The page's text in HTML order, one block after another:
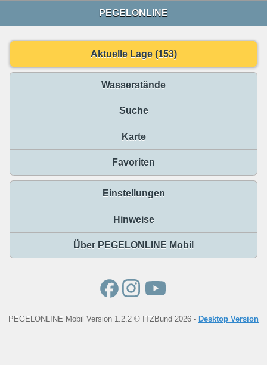
PEGELONLINE
Aktuelle Lage (153)
Wasserstände
Suche
Karte
Favoriten
Einstellungen
Hinweise
Über PEGELONLINE Mobil
PEGELONLINE Mobil Version 1.2.2 © ITZBund 2026 - Desktop Version